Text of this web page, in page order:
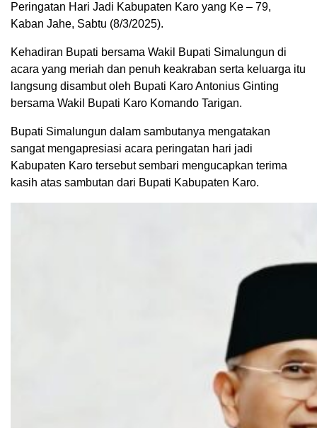
Peringatan Hari Jadi Kabupaten Karo yang Ke – 79,
Kaban Jahe, Sabtu (8/3/2025).
Kehadiran Bupati bersama Wakil Bupati Simalungun di
acara yang meriah dan penuh keakraban serta keluarga itu
langsung disambut oleh Bupati Karo Antonius Ginting
bersama Wakil Bupati Karo Komando Tarigan.
Bupati Simalungun dalam sambutanya mengatakan
sangat mengapresiasi acara peringatan hari jadi
Kabupaten Karo tersebut sembari mengucapkan terima
kasih atas sambutan dari Bupati Kabupaten Karo.